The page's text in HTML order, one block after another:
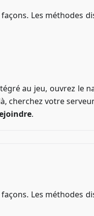
Les méthodes
au jeu, ouvrez le
cherchez votre
.
Les méthodes